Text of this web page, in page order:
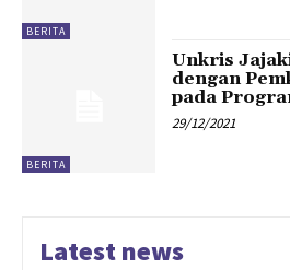
BERITA
BERITA
Unkris
dengan
pada
29/12/2021
Latest news